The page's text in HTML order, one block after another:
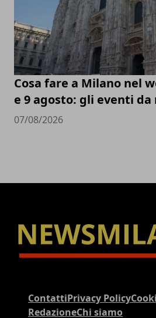
Cosa fare a Milano nel
e 9 agosto: gli eventi
07/08/2026
ContattiPrivacy Policy
RedazioneChi siamo